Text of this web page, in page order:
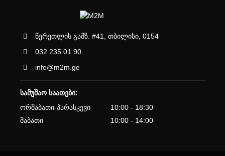
წერეთლის გამზ. #41, თბილისი, 0154
032 235 01 90
info@m2m.ge
სამუშაო საათები:
ორშაბათი-პარასკევი
10:00 - 18:30
შაბათი
10:00 - 14:00